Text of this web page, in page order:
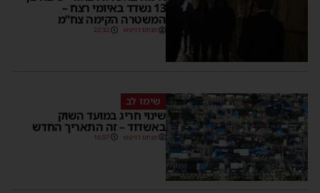
13 נשדד באיומי רצח –
המשטרה הקימה צח”מ
מנחם דויטש 22:32
שימו לב
שינוי חריג במועד השוק
באשדוד – זה התאריך החדש
מנחם דויטש 16:07